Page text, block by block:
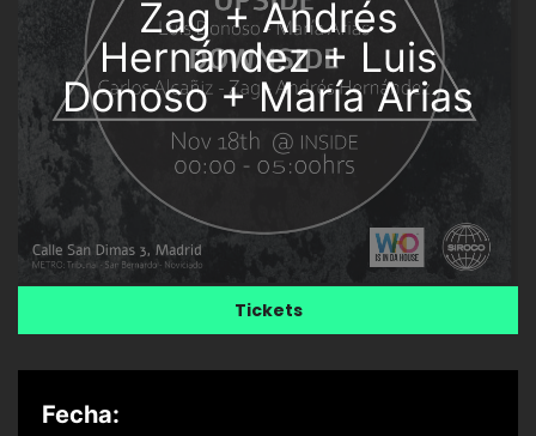
Zag + Andrés
Hernández + Luis
Donoso + María Arias
Tickets
Fecha: